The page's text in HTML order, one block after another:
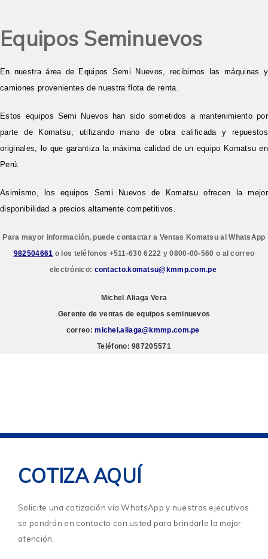
Equipos Seminuevos
En nuestra área de Equipos Semi Nuevos, recibimos las máquinas y
camiones provenientes de nuestra flota de renta.
Estos equipos Semi Nuevos han sido sometidos a mantenimiento por
parte de Komatsu, utilizando mano de obra calificada y repuestos
originales, lo que garantiza la máxima calidad de un equipo Komatsu en
Perú.
Asimismo, los equipos Semi Nuevos de Komatsu ofrecen la mejor
disponibilidad a precios altamente competitivos.
Para mayor información, puede contactar a Ventas Komatsu al WhatsApp
982504661 o los teléfonos +511-630 6222 y 0800-00-560 o al correo
electrónico: contacto.komatsu@kmmp.com.pe
Michel Aliaga Vera
Gerente de ventas de equipos seminuevos
correo: michel.aliaga@kmmp.com.pe
Teléfono: 987205571
COTIZA AQUÍ
Solicite una cotización vía WhatsApp y nuestros ejecutivos
se pondrán en contacto con usted para brindarle la mejor
atención.